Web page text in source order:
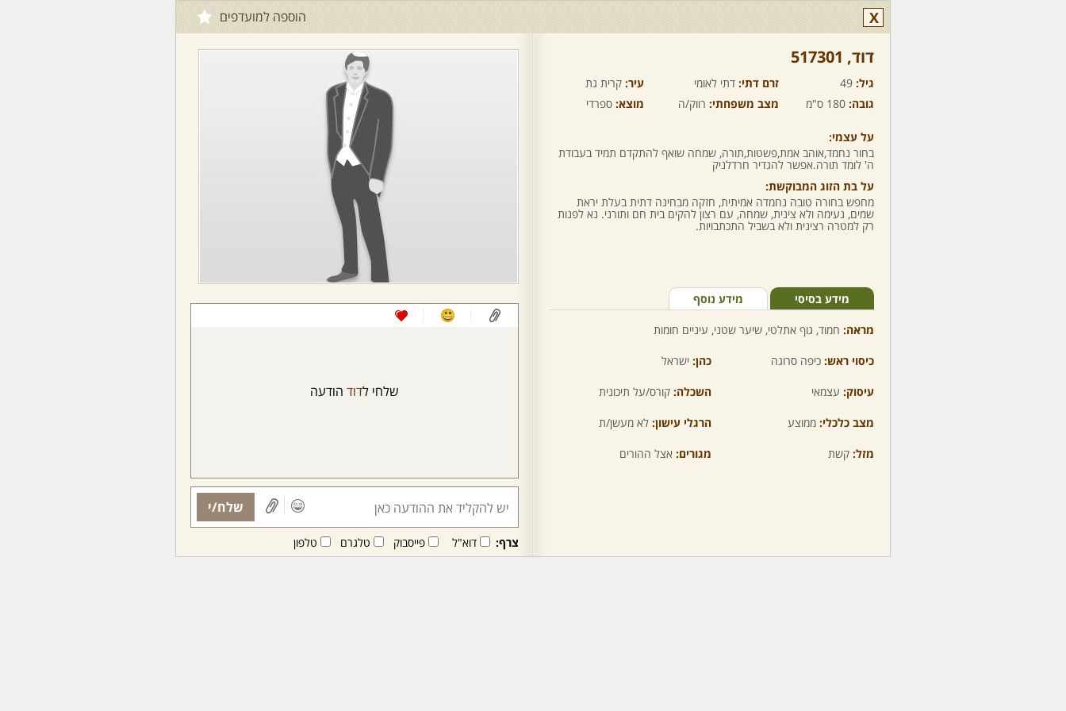
X הוספה למועדפים
דוד,‏ 517301
גיל: 49 זרם דתי: דתי לאומי עיר: קרית גת
גובה: 180 ס"מ מצב משפחתי: רווק/ה מוצא: ספרדי
על עצמי:
בחור נחמד,אוהב אמת,פשטות,תורה, שמחה שואף להתקדם תמיד בעבודת
ה' לומד תורה.אפשר להגדיר חרדלניק
על בת הזוג המבוקשת:
מחפש בחורה טובה נחמדה אמיתית, חזקה מבחינה דתית בעלת יראת
שמים, נעימה ולא צינית, שמחה, עם רצון להקים בית חם ותורני. נא לפנות
רק למטרה רצינית ולא בשביל התכתבויות.
מידע בסיסי מידע נוסף
מראה: חמוד, גוף אתלטי, שיער שטני, עיניים חומות
כיסוי ראש: כיפה סרוגה כהן: ישראל
עיסוק: עצמאי השכלה: קורס/על תיכונית
מצב כלכלי: ממוצע הרגלי עישון: לא מעשן/ת
מזל: קשת מגורים: אצל ההורים
שלחי לדוד הודעה
שלח/י
צרף: דוא"ל פייסבוק טלגרם טלפון